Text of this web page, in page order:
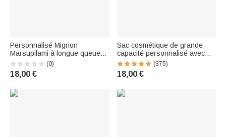
Personnalisé Mignon
Marsupilami à longue queue
Sac cosmétique Utilisation
quotidienne Anniversaire
Cadeau de Noël pour elle
(0)
18,00 €
Sac cosmétique de grande
capacité personnalisé avec
nom et personnage de dessin
animé - Style à Rayures -
Cadeau anniversaire voyage
(375)
18,00 €